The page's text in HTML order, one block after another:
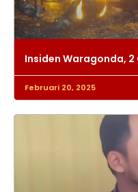
Insiden Waragonda,
Februari 20, 2025